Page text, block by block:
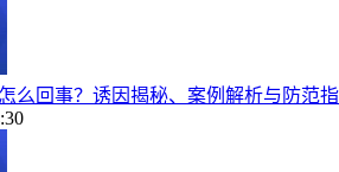
么回事？诱因揭秘、案例解析与防范